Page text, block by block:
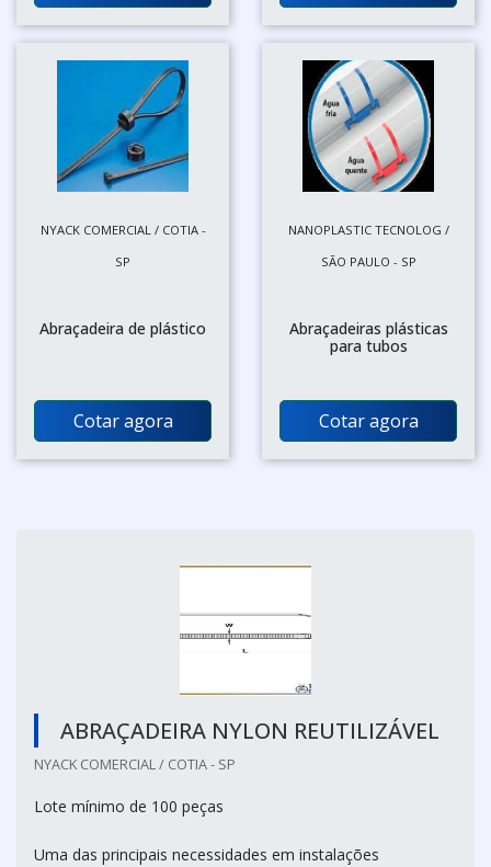
NYACK COMERCIAL / COTIA -
SP
Abraçadeira de plástico
Cotar agora
NANOPLASTIC TECNOLOG /
SÃO PAULO - SP
Abraçadeiras plásticas
para tubos
Cotar agora
ABRAÇADEIRA NYLON REUTILIZÁVEL
NYACK COMERCIAL / COTIA - SP
Lote mínimo de 100 peças
Uma das principais necessidades em instalações